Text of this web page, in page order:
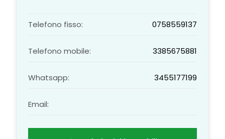
Telefono fisso: 0758559137
Telefono mobile: 3385675881
Whatsapp: 3455177199
Email: